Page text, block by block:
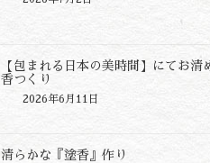
【包まれる日本の美時間】にてお清
香つくり
2026年6月11日
清らかな『塗香』作り